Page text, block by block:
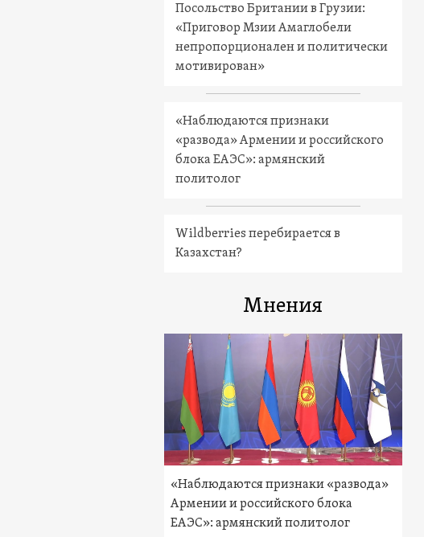
Посольство Британии в Грузии:
«Приговор Мзии Амаглобели
непропорционален и политически
мотивирован»
«Наблюдаются признаки
«развода» Армении и российского
блока ЕАЭС»: армянский
политолог
Wildberries перебирается в
Казахстан?
Мнения
«Наблюдаются признаки «развода»
Армении и российского блока
ЕАЭС»: армянский политолог